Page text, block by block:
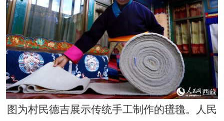
图为村民德吉展示传统手工制作的氆氇。人民